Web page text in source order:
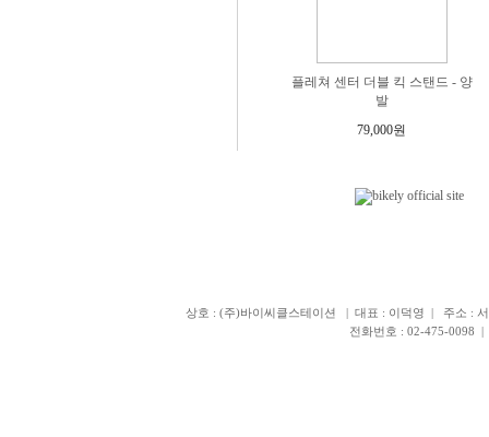
플레쳐 센터 더블 킥 스탠드 - 양
발
79,000원
상호 : (주)바이씨클스테이션 | 대표 : 이덕영 | 주소 : 서
전화번호 : 02-475-0098